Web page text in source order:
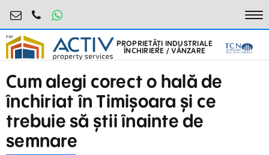
industrial@activpropertyservices.ro
0755.795.795
PROPRIETĂȚI INDUSTRIALE
ÎNCHIRIERE / VÂNZARE
Cum alegi corect o hală de
închiriat în Timișoara și ce
trebuie să știi înainte de
semnare